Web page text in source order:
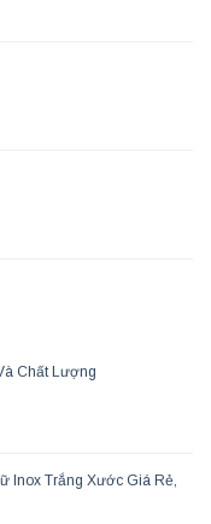
Chất Lượng
Inox Trắng Xước Giá Rẻ,